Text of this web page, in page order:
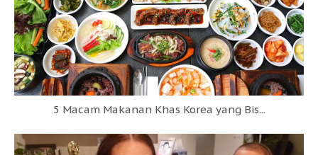
5 Macam Makanan Khas Korea yang Bis...